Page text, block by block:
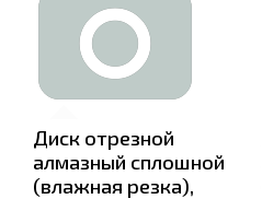
Диск отрезной
алмазный сплошной
(влажная резка),